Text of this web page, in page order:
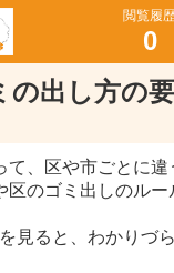
閲覧履
0
の出し方の
て、区や市ごとに違
区のゴミ出しのル
見ると、わかりづ